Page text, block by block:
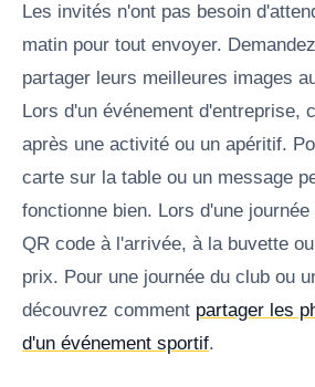
Les invités n'ont pas besoin
matin pour tout envoyer.
partager leurs meilleures images
Lors d'un événement d'entreprise,
après une activité ou un apéritif.
carte sur la table ou un message
fonctionne bien. Lors d'une
QR code à l'arrivée, à la buvette
prix. Pour une journée du club ou
découvrez comment partager les
d'un événement sportif.